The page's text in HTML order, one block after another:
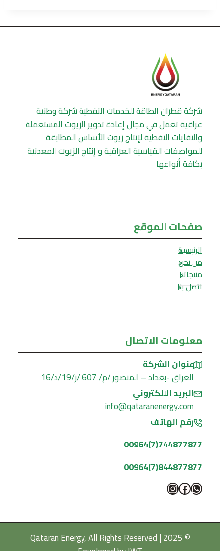
شركة قطران الطاقة للخدمات النفطية شركة وطنية
عراقية تعمل في مجال إعادة تدوير الزيوت المستعملة
والنفايات النفطية لإنتاج زيوت الأساس المطابقة
للمواصفات القياسية العراقية و إنتاج الزيوت المعدنية
بكافة أنواعها
صفحات الموقع
الرئيسية
من نحن
منتجاتنا
اتصل بنا
معلومات الاتصال
عنوان الشركة
العراق -بغداد – المنصور /م/ 607 /ز/19/د/16
البريد الالكتروني
info@qataranenergy.com
رقم الهاتف
744877877(7)00964
844877877(7)00964
واتساب
فيسبوك
إنستجرام
© 2025 Qataran Energy, All Rights Reserved |